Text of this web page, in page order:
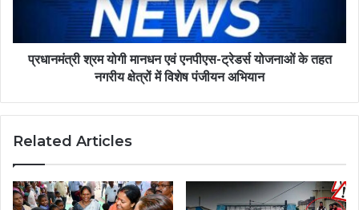
प्रधानमंत्री श्रम योगी मानधन एवं एनपीएस-ट्रेडर्स योजनाओं के तहत
नगरीय क्षेत्रों में विशेष पंजीयन अभियान
Related Articles